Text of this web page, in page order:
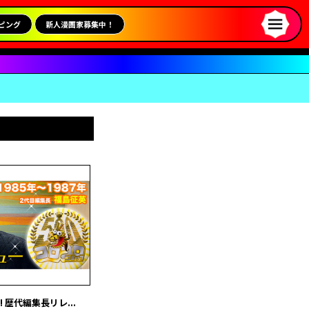
ング 新人漫画家募集中！
歴代編集長リレ...